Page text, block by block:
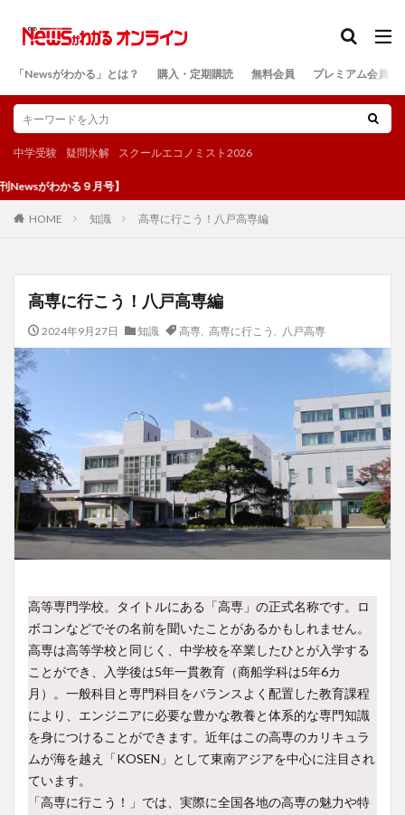
「Newsがわかる」とは？ 購入・定期購読 無料会員 プレミアム会員
中学受験 疑問氷解 スクールエコノミスト2026
る９月号】
HOME 知識 高専に行こう！八戸高専編
高専に行こう！八戸高専編
2024年9月27日 知識 高専, 高専に行こう 八戸高専
高等専門学校。タイトルにある「高専」の正式名称です。ロ
ボコンなどでその名前を聞いたことがあるかもしれません。
高専は高等学校と同じく、中学校を卒業したひとが入学する
ことができ、入学後は5年一貫教育（商船学科は5年6カ
月）。一般科目と専門科目をバランスよく配置した教育課程
により、エンジニアに必要な豊かな教養と体系的な専門知識
を身につけることができます。近年はこの高専のカリキュラ
ムが海を越え「KOSEN」として東南アジアを中心に注目され
ています。
「高専に行こう！」では、実際に全国各地の高専の魅力や特
検索